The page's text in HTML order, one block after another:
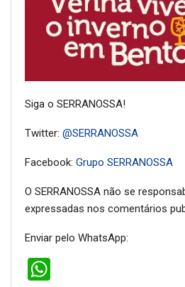
Siga o SERRANOSSA!
Twitter: @SERRANOSSA
Facebook: Grupo SERRANOSSA
O SERRANOSSA não se
expressadas nos comentários
Enviar pelo WhatsApp: